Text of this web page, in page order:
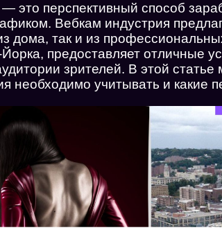
перспективный способ
Вебкам индустрия
дома, так и из
предоставляет отличные
зрителей. В этой
необходимо учитывать и какие